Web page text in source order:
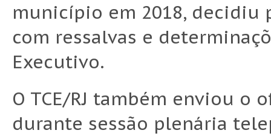
município em 2018, decidiu
com ressalvas e
Executivo.
O TCE/RJ também enviou o
durante sessão plenária